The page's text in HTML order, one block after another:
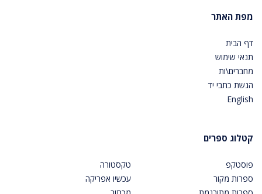
מפת האתר
דף הבית
תנאי שימוש
מחברים\ות
הגשת כתבי יד
English
קטלוג ספרים
פוסטקפ
ספרות מקור
טקסטורה
עכשיו אפריקה